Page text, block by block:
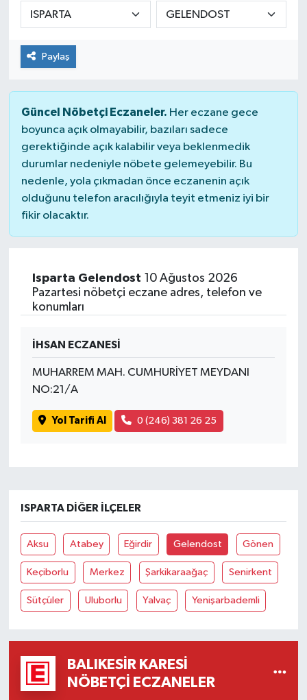
Paylaş
Güncel Nöbetçi Eczaneler. Her eczane gece
boyunca açık olmayabilir, bazıları sadece
gerektiğinde açık kalabilir veya beklenmedik
durumlar nedeniyle nöbete gelemeyebilir. Bu
nedenle, yola çıkmadan önce eczanenin açık
olduğunu telefon aracılığıyla teyit etmeniz iyi bir
fikir olacaktır.
Isparta Gelendost 10 Ağustos 2026
Pazartesi nöbetçi eczane adres, telefon ve
konumları
İHSAN ECZANESİ
MUHARREM MAH. CUMHURİYET MEYDANI
NO:21/A
Yol Tarifi Al 0 (246) 381 26 25
ISPARTA DIĞER İLÇELER
Aksu Atabey Eğirdir Gelendost Gönen
Keçiborlu Merkez Şarkikaraağaç Senirkent
Sütçüler Uluborlu Yalvaç Yenişarbademli
BALIKESIR KARESI
NÖBETÇI ECZANELER
Dursunbey
Edremit
EĞİTİM
EKONOMİ
Erdek
Gömeç
Havran
İvrindi
KENT GÜNDEMİ
Kepsut
MANŞET
Manyas
OLAY
Resmi İlanlar
SAĞLIK